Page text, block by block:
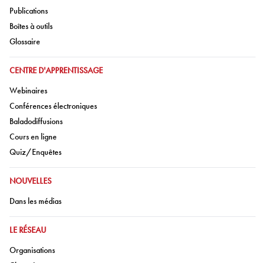
Aller à:
Publications
Aller à:
Boîtes à outils
Aller à:
Glossaire
ALLER À:
CENTRE D'APPRENTISSAGE
Aller à:
Webinaires
Aller à:
Conférences électroniques
Aller à:
Baladodiffusions
Aller à:
Cours en ligne
Aller à:
Quiz/Enquêtes
ALLER À:
NOUVELLES
Aller à:
Dans les médias
ALLER À:
LE RÉSEAU
Aller à:
Organisations